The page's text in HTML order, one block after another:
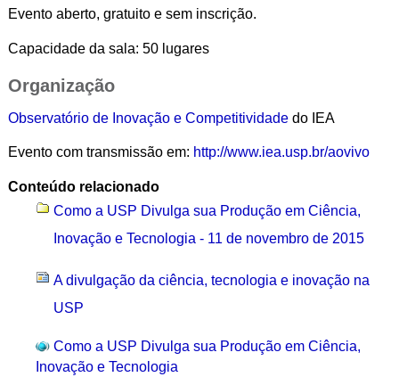
Evento aberto, gratuito e sem inscrição.
Capacidade da sala: 50 lugares
Organização
Observatório de Inovação e Competitividadedo IEA
Evento com transmissão em: http://www.iea.usp.br/aovivo
Conteúdo relacionado
Como a USP Divulga sua Produção em Ciência,
Inovação e Tecnologia - 11 de novembro de 2015
A divulgação da ciência, tecnologia e inovação na
USP
Como a USP Divulga sua Produção em Ciência,
Inovação e Tecnologia